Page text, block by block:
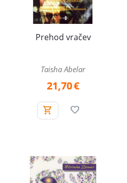
Prehod vračev
Taisha Abelar
21,70€